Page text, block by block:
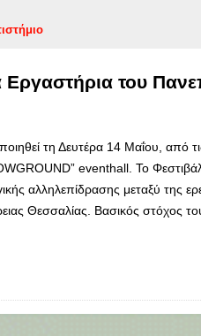
του
τη Δευτέρα 14 Μαΐου, από
eventhall. Το
αλληλεπίδρασης μεταξύ της
Θεσσαλίας. Βασικός στόχος